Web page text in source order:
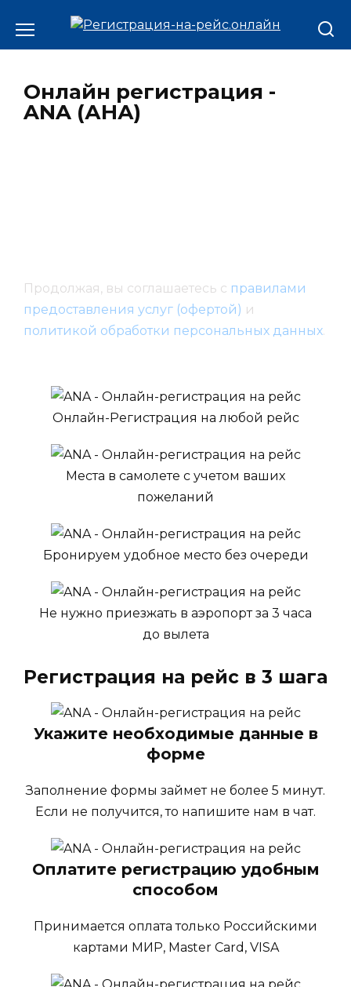
Онлайн регистрация -
ANA (АНА)
Продолжая, вы соглашаетесь с правилами
предоставления услуг (офертой) и
политикой обработки персональных данных.
Онлайн-Регистрация на любой рейс
Места в самолете с учетом ваших
пожеланий
Бронируем удобное место без очереди
Не нужно приезжать в аэропорт за 3 часа
до вылета
Регистрация на рейс в 3 шага
Укажите необходимые данные в
форме
Заполнение формы займет не более 5 минут.
Если не получится, то напишите нам в чат.
Оплатите регистрацию удобным
способом
Принимается оплата только Российскими
картами МИР, Master Card, VISA